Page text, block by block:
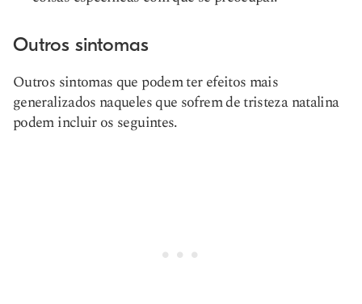
Outros sintomas
Outros sintomas que podem ter efeitos mais
generalizados naqueles que sofrem de tristeza natalina
podem incluir os seguintes.